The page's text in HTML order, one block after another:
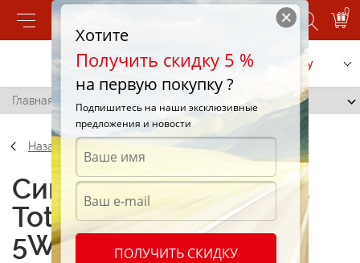
0
Позвонить Заказать услугу
Главная /
Назад
Синтетические масла
Total Quartz Ineo MC3
5W-30 1L
Хотите
Получить скидку 5 %
на первую покупку ?
Подпишитесь на наши эксклюзивные
предложения и новости
ПОЛУЧИТЬ СКИДКУ